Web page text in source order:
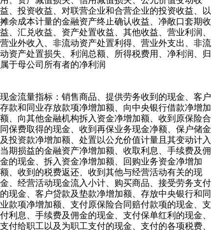
益、投资收益、对联营企业和合营企业的投资收益、以
摊余成本计量的金融资产终止确认收益、净敞口套期收
益、汇兑收益、资产处置收益、其他收益、营业利润、
营业外收入、非流动资产处置利得、营业外支出、非流
动资产处置损失、利润总额、所得税费用、净利润、归
属于母公司所有者的净利润
现金流量指标：销售商品、提供劳务收到的现金、客户
存款和同业存放款项净增加额、向中央银行借款净增加
额、向其他金融机构拆入资金净增加额、收到原保险合
同保费取得的现金、收到再保业务现金净额、保户储金
及投资款净增加额、处置以公允价值计量且其变动计入
当期损益的金融资产净增加额、收取利息、手续费及佣
金的现金、拆入资金净增加额、回购业务资金净增加
额、收到的税费返还、收到其他与经营活动有关的现
金、经营活动现金流入小计、购买商品、接受劳务支付
的现金、客户贷款及垫款净增加额、存放中央银行和同
业款项净增加额、支付原保险合同赔付款项的现金、支
付利息、手续费及佣金的现金、支付保单红利的现金、
支付给职工以及为职工支付的现金、支付的各项税费、